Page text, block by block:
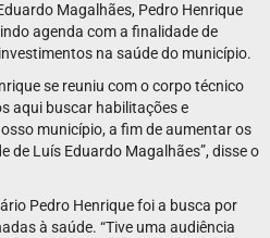
Magalhães, Pedro Henrique
agenda com a finalidade de
na saúde do município.
se reuniu com o corpo técnico
aqui buscar habilitações e
município, a fim de aumentar os
de Luís Eduardo Magalhães”, disse o
Pedro Henrique foi a busca por
à saúde. “Tive uma audiência